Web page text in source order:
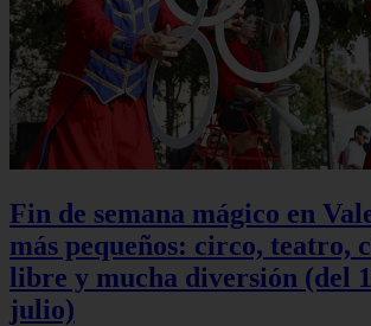
Fin de semana mágico en
más pequeños: circo, teatro,
libre y mucha diversión (del
julio)